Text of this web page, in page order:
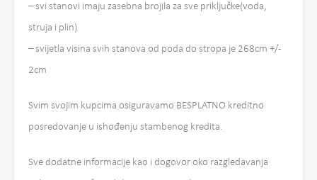
– svi stanovi imaju zasebna brojila za sve priključke(voda,
struja i plin)
– svijetla visina svih stanova od poda do stropa je 268cm +/-
2cm
Svim svojim kupcima osiguravamo BESPLATNO kreditno
posredovanje u ishođenju stambenog kredita.
Sve dodatne informacije kao i dogovor oko razgledavanja